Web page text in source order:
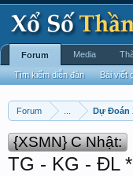
Forum Dự Đoán
{XSMN} C Nhật:
TG - KG - ĐL
Forum
Tìm kiếm diễn đàn Bài viết
Media